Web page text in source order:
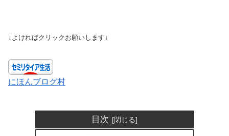
↓よければクリックお願いします↓
にほんブログ村
目次